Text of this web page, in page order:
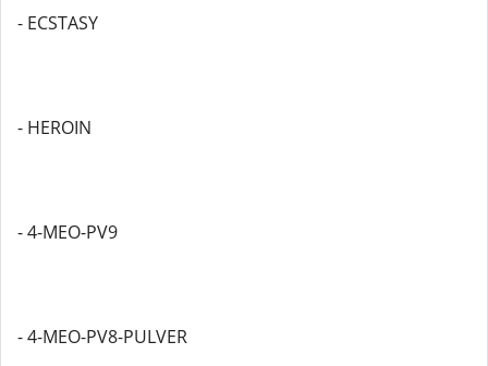
- ECSTASY
- HEROIN
- 4-MEO-PV9
- 4-MEO-PV8-PULVER